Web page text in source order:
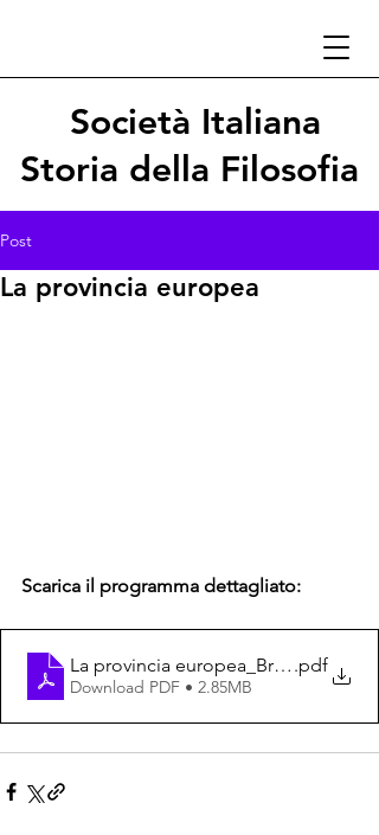
Società Italiana
Storia della Filosofia
Post
La provincia europea
Scarica il programma dettagliato:
La provincia europea_Brochure
.pdf
Download PDF • 2.85MB